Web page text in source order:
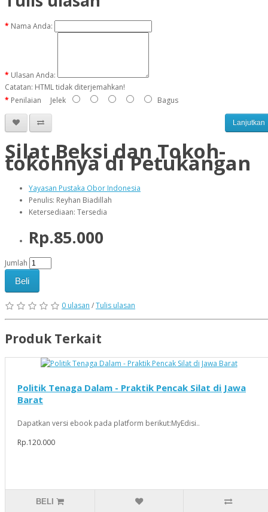
Nama Anda:
Ulasan Anda:
Catatan: HTML tidak diterjemahkan!
Penilaian Jelek Bagus
Lanjutkan
Silat Beksi dan Tokoh-
tokohnya di Petukangan
Yayasan Pustaka Obor Indonesia
Penulis: Reyhan Biadillah
Ketersediaan: Tersedia
Rp.85.000
Jumlah
Beli
0 ulasan /Tulis ulasan
Produk Terkait
Politik Tenaga Dalam - Praktik Pencak Silat di Jawa
Barat
Dapatkan versi ebook pada platform berikut:MyEdisi..
Rp.120.000
BELI